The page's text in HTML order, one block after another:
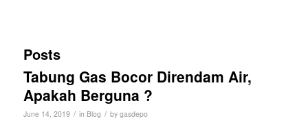
Posts
Tabung Gas Bocor Direndam Air,
Apakah Berguna ?
June 14, 2019 / in Blog / by gasdepo